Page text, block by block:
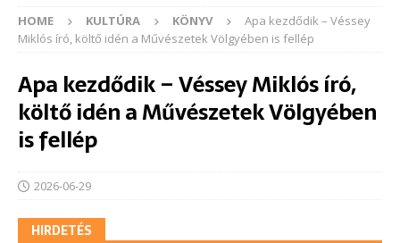
HOME KULTÚRA KÖNYV
Apa kezdődik – Véssey
Miklós író, költő idén a Művészetek Völgyében is fellép
Apa kezdődik – Véssey Miklós író,
költő idén a Művészetek Völgyében
is fellép
2026-06-29
HIRDETÉS